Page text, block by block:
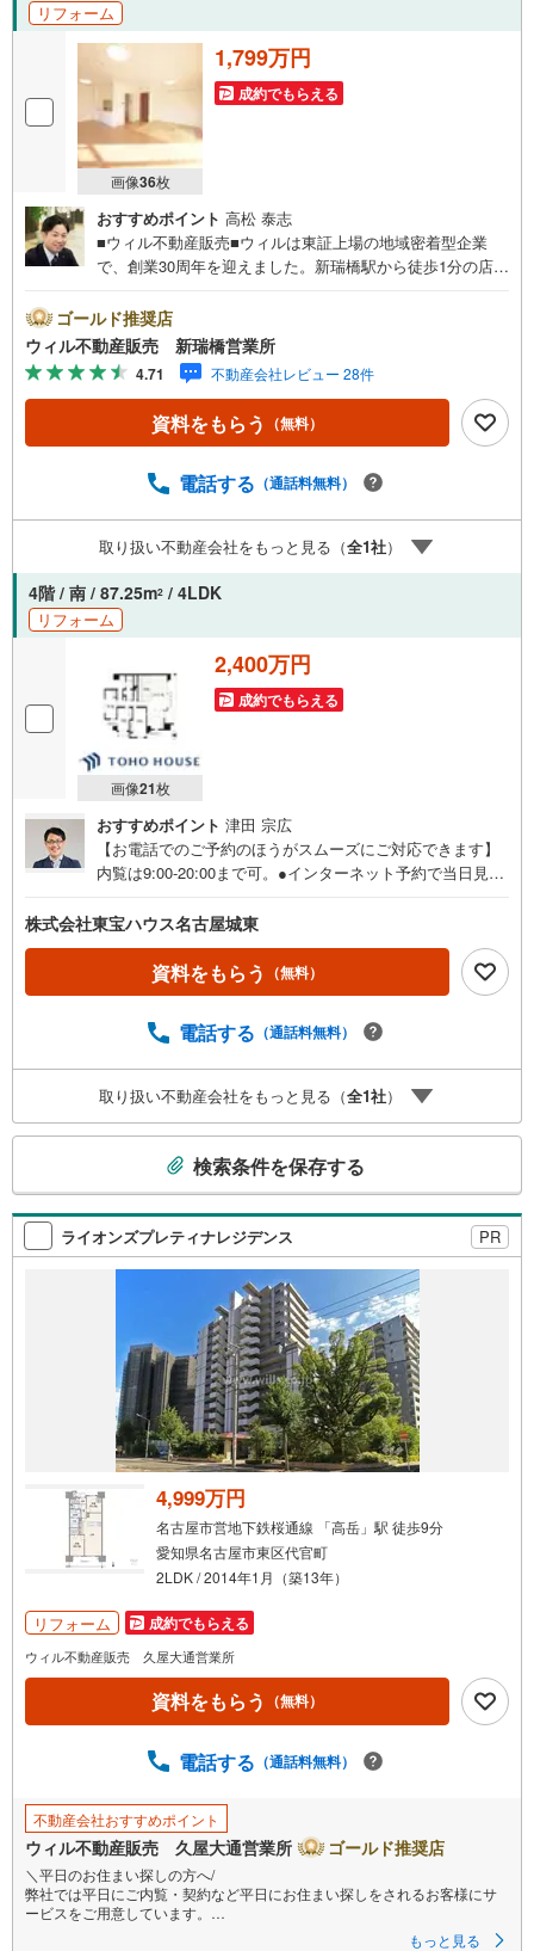
リフォーム
画像36枚
1,799万円
成約でもらえる
おすすめポイント 高松 泰志
■ウィル不動産販売■ウィルは東証上場の地域密着型企業
で、創業30周年を迎えました。新瑞橋駅から徒歩1分の店舗
り、お子様連れのお客様も安心してご利用いただけます。●
平日のお住まい探しの方へ●弊社では平日にご内覧や契約を
希望されるお客様のために、「平日会員制度」という割引
プランをご用意しています。●お仕事で忙しい方へ●午前10
時から午後7時まで、毎日営業しております。事前にご予約
いただければ、営業時間外でのご内覧にも対応いたしま
●すぐの内覧も可能です●弊社は定休日なく営業しており、
談もプロが対応●物件に関することはもちろん、住宅ローン
などの資金面やリフォームに関することなど、お住まいに
関するどんなことでもお気軽にご相談ください。
ゴールド推奨店
ウィル不動産販売 新瑞橋営業所
4.71 不動産会社レビュー 28件
資料をもらう （無料）
電話する （通話料無料）
取り扱い不動産会社をもっと見る（全1社）
4階 / 南 / 87.25m2 / 4LDK
リフォーム
画像21枚
2,400万円
成約でもらえる
おすすめポイント 津田 宗広
【お電話でのご予約のほうがスムーズにご対応できます】
内覧は9:00-20:00まで可。●インターネット予約で当日見学
（2）本日～4日以内をご希望の方は「ご要望・ご質問欄」
に希望日時をご記入ください！《東宝ハウス名古屋城東の
こだわり》スタッフ一同、すべてのお客様に対して、自分
の家族や仲の良い友人に対するときと同じ気持ちで接客さ
と出会い、住宅ローンやその他のサービスの内容にもご満
足いただき、ご納得されるまで、お付き合いをさせていた
だきます。私たちが携わる不動産ビジネスでは安全で安心
な取引を実現することはプロとしての使命です。営業スタ
ッフを管理職が常にサポートする体制で、ダブルチェック
はもちろん何度も報告と確認を繰り返し、取引の安全性を
追求しています。ご覧いただきありがとうございます！
株式会社東宝ハウス名古屋城東
資料をもらう （無料）
電話する （通話料無料）
取り扱い不動産会社をもっと見る（全1社）
検
索
条
マ
イ
ペ
ジ
存
す
検索条件を保存する
ライオンズプレティナレジデンス PR
4,999万円
名古屋市営地下鉄桜通線 「高岳」駅 徒歩9分
愛知県名古屋市東区代官町
2LDK / 2014年1月（築13年）
リフォーム 成約でもらえる
ウィル不動産販売 久屋大通営業所
資料をもらう （無料）
電話する （通話料無料）
不動産会社おすすめポイント
ウィル不動産販売 久屋大通営業所 ゴールド推奨店
＼平日のお住まい探しの方へ/
弊社では平日にご内覧・契約など平日にお住まい探しをされるお客様にサ
ービスをご用意しています。
もっと見る